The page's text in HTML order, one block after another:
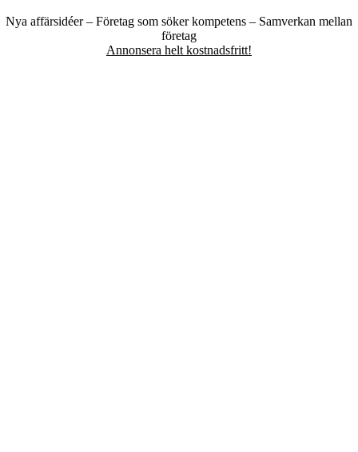
Nya affärsidéer – Företag som söker kompetens – Samverkan mellan
företag
Annonsera helt kostnadsfritt!